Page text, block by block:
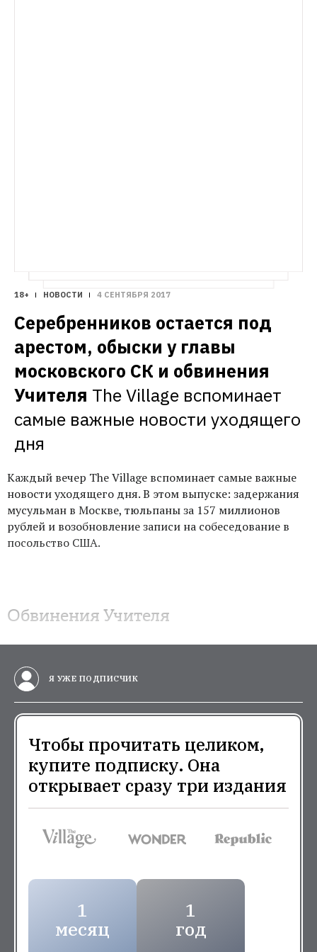
18+ НОВОСТИ 4 СЕНТЯБРЯ 2017
Серебренников остается под
арестом, обыски у главы
московского СК и обвинения
Учителя The Village вспоминает
самые важные новости уходящего
дня
Каждый вечер The Village вспоминает самые важные
новости уходящего дня. В этом выпуске: задержания
мусульман в Москве, тюльпаны за 157 миллионов
рублей и возобновление записи на собеседование в
посольство США.
Обвинения Учителя
Я УЖЕ ПОДПИСЧИК
Чтобы прочитать целиком,
купите подписку. Она
открывает сразу три издания
1
месяц
1
год